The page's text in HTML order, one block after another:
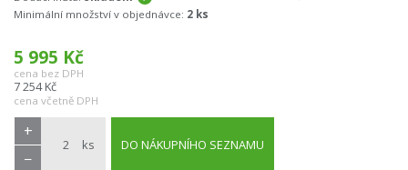
Minimální množství v objednávce: 2 ks
5 995 Kč
cena bez DPH
7 254Kč
cena včetně DPH
ks
+
−
DO NÁKUPNÍHO SEZNAMU